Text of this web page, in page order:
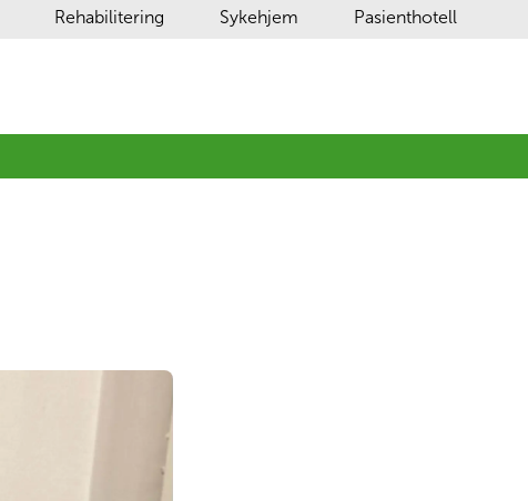
Rehabilitering Sykehjem Pasienthotell